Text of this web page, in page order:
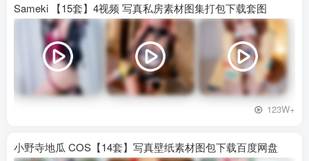
Sameki 【15套】4视频 写真私房素材图集打包下载套图
123W+
小野寺地瓜 COS【14套】写真壁纸素材图包下载百度网盘